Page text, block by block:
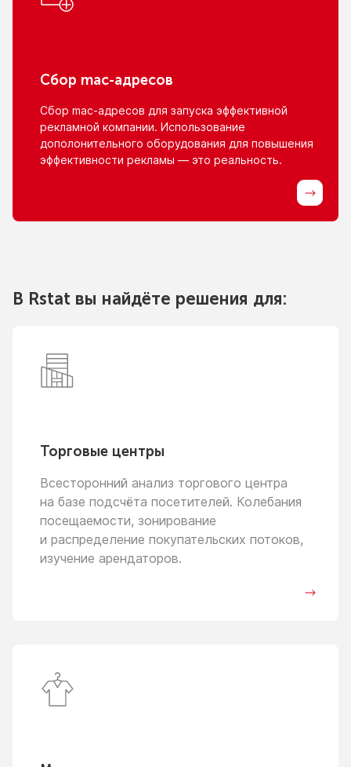
Сбор mac-адресов
Сбор mac-адресов для запуска эффективной
рекламной компании. Использование
дополонительного оборудования для повышения
эффективности рекламы — это реальность.
В Rstat вы найдёте решения для:
Торговые центры
Всесторонний анализ торгового центра
на базе подсчёта посетителей. Колебания
посещаемости, зонирование
и распределение покупательских потоков,
изучение арендаторов.